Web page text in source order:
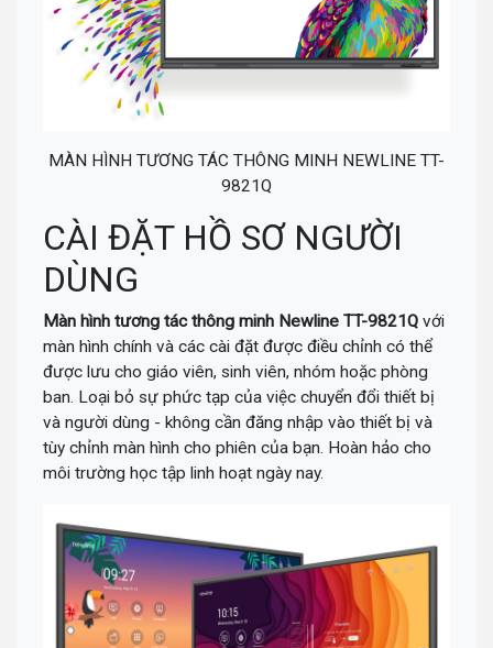
MÀN HÌNH TƯƠNG TÁC THÔNG MINH NEWLINE TT-
9821Q
CÀI ĐẶT HỒ SƠ NGƯỜI
DÙNG
Màn hình tương tác thông minh Newline TT-9821Q với
màn hình chính và các cài đặt được điều chỉnh có thể
được lưu cho giáo viên, sinh viên, nhóm hoặc phòng
ban. Loại bỏ sự phức tạp của việc chuyển đổi thiết bị
và người dùng - không cần đăng nhập vào thiết bị và
tùy chỉnh màn hình cho phiên của bạn. Hoàn hảo cho
môi trường học tập linh hoạt ngày nay.